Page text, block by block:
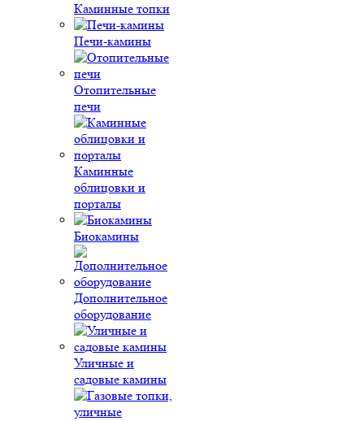
Каминные топки
Печи-камины
Отопительные
печи
Каминные
облицовки и
порталы
Биокамины
Дополнительное
оборудование
Уличные и
садовые камины